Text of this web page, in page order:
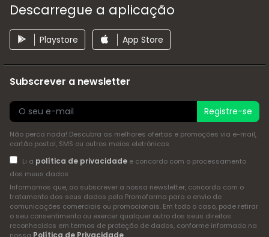
Descarregue a aplicação
Playstore App Store
Subscrever a newsletter
Registre-se
Não perca nada! Descubra as melhores ofertas e promoções via e-mail,
cartão postal, SMS ou outros meios eletrónicos
Li a política de privacidadee concordo com o processamento
dos meus dados
Informamos que, ao subscrever a nossa newsletter, concorda com o
tratamento dos seus dados pela Promofarma para o envio de
comunicações comerciais ou promocionais. Em todo o caso, pode retirar
o seu consentimento ou exercer qualquer outro dos seus direitos
reconhecidos em termos de proteção de dados, conforme informado na